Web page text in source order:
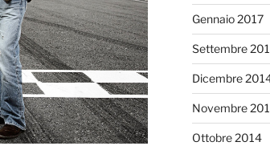
Gennaio 2017
Settembre
Dicembre
Novembre
Ottobre 2014